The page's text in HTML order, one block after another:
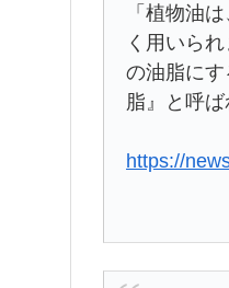
「植物油
く用いら
の油脂に
脂』と呼
https://